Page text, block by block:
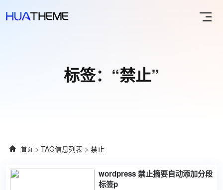
标签：“禁止”
首页 > TAG信息列表 > 禁止
wordpress 禁止摘要自动添加分段
标签p